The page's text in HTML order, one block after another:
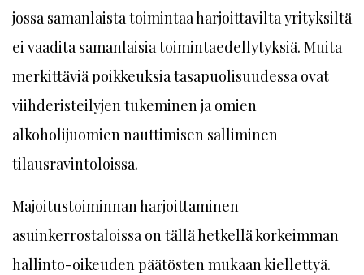
jossa samanlaista toimintaa harjoittavilta yrityksiltä
ei vaadita samanlaisia toimintaedellytyksiä. Muita
merkittäviä poikkeuksia tasapuolisuudessa ovat
viihderisteilyjen tukeminen ja omien
alkoholijuomien nauttimisen salliminen
tilausravintoloissa.
Majoitustoiminnan harjoittaminen
asuinkerrostaloissa on tällä hetkellä korkeimman
hallinto-oikeuden päätösten mukaan kiellettyä.